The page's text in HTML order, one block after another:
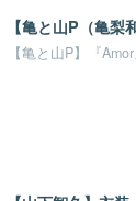
【亀と山P（亀
【亀と山P】『